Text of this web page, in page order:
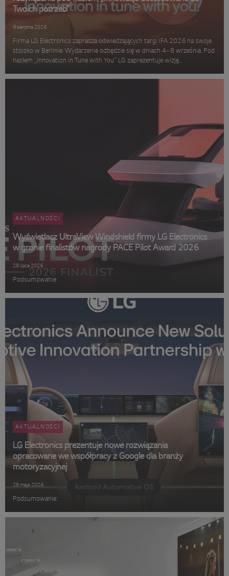
Twoich potrzeb”
6 sierpnia 2026
Firma LG Electronics zaprasza odwiedzających targi IFA 2026 na swoje
stoisko w Berlinie. Wydarzenie odbędzie się w dniach 4–8 września. Pod
hasłem „Innovation in Tune with You” LG zaprezentuje wizję
rozwi...
AKTUALNOŚCI
Wyświetlacz UltraView Windshield firmy LG Electronics
w gronie finalistów nagrody PACE Pilot Award 2026
28 lipca 2026
Podsumowanie
AKTUALNOŚCI
LG Electronics prezentuje nowe rozwiązania
opracowane we współpracy z Google dla branży
motoryzacyjnej
28 maja 2026
Podsumowanie: